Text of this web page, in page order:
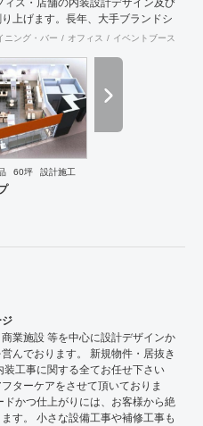
上げます。長年、大手ブランドシ
もあり、商業施設、ロードサイ
オワークス＞ 会社創業からの「内
」の自社施工チームがおります。
ー向上してまいりました。伝達・
果、業界いち施工期間が速いと自
エリア 関東・東北・東海・北
リア ※北海道・四国・沖縄・離島
ニング・バー オフィス イベントブース・シ
60坪 設計施工
業施設 等を中心に設計デザインか
んでおります。 新規物件・居抜き
装工事に関する全てお任せ下さい
ターケアをさせて頂いておりま
かつ仕上がりには、お客様から絶
す。 小さな設備工事や補修工事も